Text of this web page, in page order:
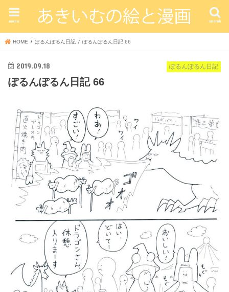
search
menu
HOME ぽるんぽるん日記 ぽるんぽるん日記 66
ぽるんぽるん日記
2019.09.18
ぽるんぽるん日記 66